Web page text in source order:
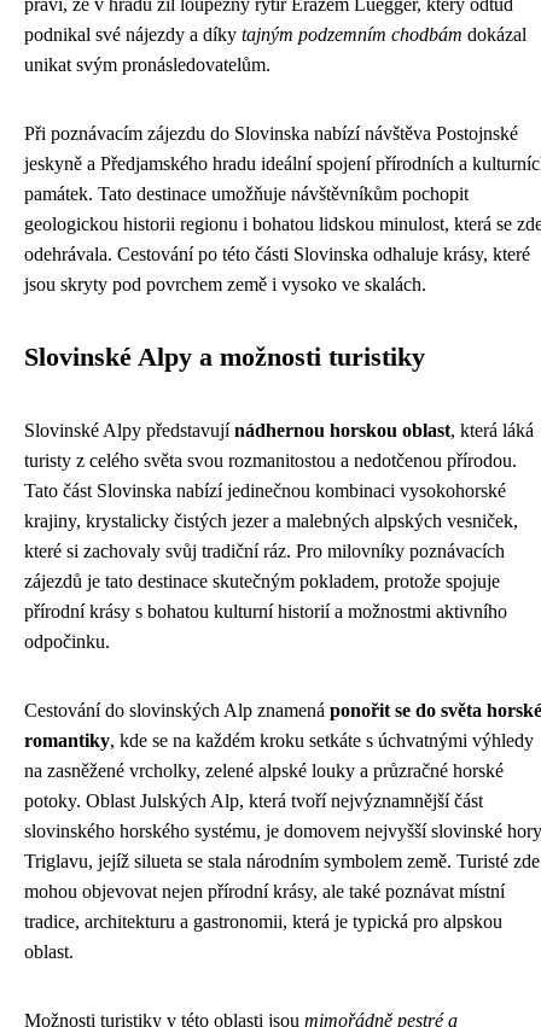
praví, že v hradu žil loupežný rytíř Erazem Luegger, který odtud
podnikal své nájezdy a díky tajným podzemním chodbám dokázal
unikat svým pronásledovatelům.
Při poznávacím zájezdu do Slovinska nabízí návštěva Postojnské
jeskyně a Předjamského hradu ideální spojení přírodních a
památek. Tato destinace umožňuje návštěvníkům pochopit
geologickou historii regionu i bohatou lidskou minulost, která se
odehrávala. Cestování po této části Slovinska odhaluje krásy, které
jsou skryty pod povrchem země i vysoko ve skalách.
Slovinské Alpy a možnosti turistiky
Slovinské Alpy představujínádhernou horskou oblast, která láká
turisty z celého světa svou rozmanitostou a nedotčenou přírodou.
Tato část Slovinska nabízí jedinečnou kombinaci vysokohorské
krajiny, krystalicky čistých jezer a malebných alpských vesniček,
které si zachovaly svůj tradiční ráz. Pro milovníky poznávacích
zájezdů je tato destinace skutečným pokladem, protože spojuje
přírodní krásy s bohatou kulturní historií a možnostmi aktivního
odpočinku.
Cestování do slovinských Alp znamená ponořit se do světa horské
romantiky, kde se na každém kroku setkáte s úchvatnými výhledy
na zasněžené vrcholky, zelené alpské louky a průzračné horské
potoky. Oblast Julských Alp, která tvoří nejvýznamnější část
slovinského horského systému, je domovem nejvyšší slovinské hory
Triglavu, jejíž silueta se stala národním symbolem země. Turisté zde
mohou objevovat nejen přírodní krásy, ale také poznávat místní
tradice, architekturu a gastronomii, která je typická pro alpskou
oblast.
Možnosti turistiky v této oblasti jsou mimořádně pestré a